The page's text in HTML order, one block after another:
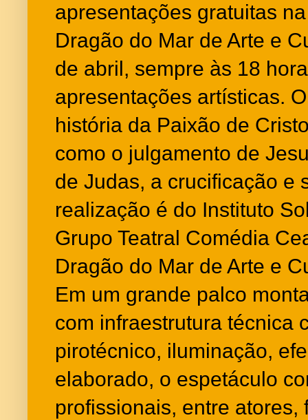
apresentações gratuitas
Dragão do Mar de Arte e
de abril, sempre às 18
apresentações artísticas.
história da Paixão de
como o julgamento de
de Judas, a crucificação e
realização é do Instituto
Grupo Teatral Comédia
Dragão do Mar de Arte e
Em um grande palco
com infraestrutura técnica
pirotécnico, iluminação,
elaborado, o espetáculo
profissionais, entre